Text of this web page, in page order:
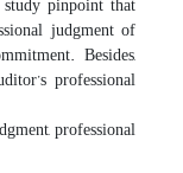
judgment of
Besides,
professional
professional